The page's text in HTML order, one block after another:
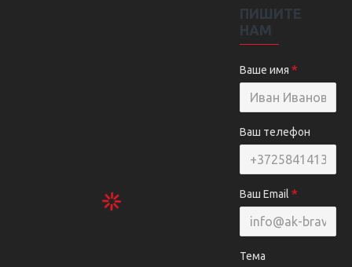
ПИШИТЕ
НАМ
Ваше имя
Ваш телефон
Ваш Email
Тема